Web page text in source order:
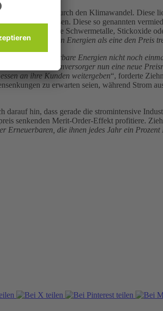
Schäden durch den Klimawandel. Diese
werden müssen. Diese so genannten
wie Schwermetalle, Stickoxide
der Erneuerbaren Energien als eine den Preis
durch Erneuerbare Energien nicht noch
„
Bevor die Stromversorger nun eine neue
an ihre Kunden weitergeben“, forderte
zu erwarten seien, während Strom
hin, dass gerade die stromintensive
senkenden Merit-Order-Effekt profitiere.
die ihnen jedes Jahr ein Prozent